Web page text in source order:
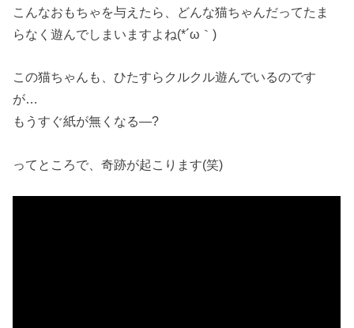
こんなおもちゃを与えたら、どんな猫ちゃんだってたま
らなく遊んでしまいますよね(*´ω｀)
この猫ちゃんも、ひたすらクルクル遊んでいるのです
が…
もうすぐ紙が無くなる―?
ってところで、奇跡が起こります(笑)